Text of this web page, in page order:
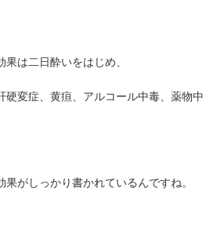
果は二日酔いをはじめ、
硬変症、黄疸、アルコール中毒、薬物中
果がしっかり書かれているんですね。